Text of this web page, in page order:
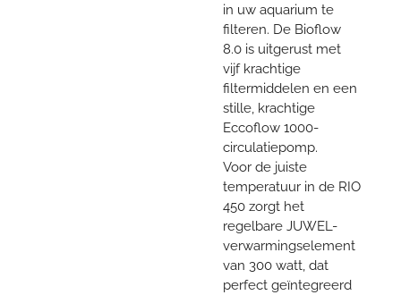
in uw ​​aquarium te
filteren. De Bioflow
8.0 is uitgerust met
vijf krachtige
filtermiddelen en een
stille, krachtige
Eccoflow 1000-
circulatiepomp.
Voor de juiste
temperatuur in de RIO
450 zorgt het
regelbare JUWEL-
verwarmingselement
van 300 watt, dat
perfect geïntegreerd